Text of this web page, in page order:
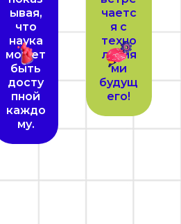
ывая,
что
наука
может
быть
досту
пной
каждо
му.
чаетс
я с
техно
логия
ми
будущ
его!